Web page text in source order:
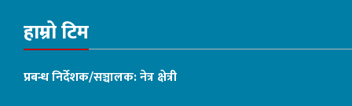
हाम्रो टिम
प्रबन्ध निर्देशक/सञ्चालक: नेत्र क्षेत्री